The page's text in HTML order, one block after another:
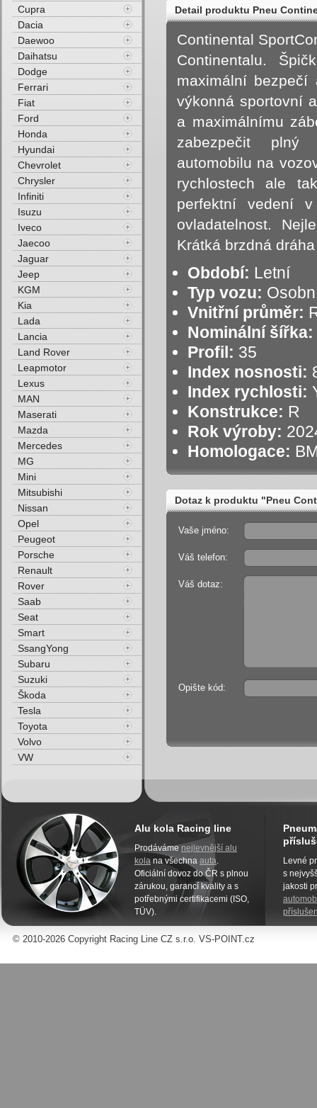
Detail produktu Pneu
ROF SSR FR 88Y Letní
Continental
Continentalu.
maximální
výkonná sportovní
a maximálnímu
zabezpečit plný
automobilu na
rychlostech ale
perfektní vedení
ovladatelnost.
Krátká brzdná
Období: Letní
Typ vozu:
Vnitřní průměr:
Nominální šířka:
Profil: 35
Index nosnosti:
Index rychlosti:
Konstrukce: R
Rok výroby:
Homologace:
Dotaz k produktu "Pneu
Vaše jméno:
Váš telefon:
Váš dotaz:
Opište kód:
Cupra
Dacia
Daewoo
Daihatsu
Dodge
Ferrari
Fiat
Ford
Honda
Hyundai
Chevrolet
Chrysler
Infiniti
Isuzu
Iveco
Jaecoo
Jaguar
Jeep
KGM
Kia
Lada
Lancia
Land Rover
Leapmotor
Lexus
MAN
Maserati
Mazda
Mercedes
MG
Mini
Mitsubishi
Nissan
Opel
Peugeot
Porsche
Renault
Rover
Saab
Seat
Smart
SsangYong
Subaru
Suzuki
Škoda
Tesla
Toyota
Volvo
VW
Alu kola Racing line
Prodáváme nejlevnější alu
kola na všechna auta.
Oficiální dovoz do ČR s plnou
zárukou, garancí kvality a s
potřebnými certifikacemi (ISO,
TÜV).
Levné
s
jakosti
© 2010-2026 Copyright Racing Line CZ s.r.o. VS-POINT.cz